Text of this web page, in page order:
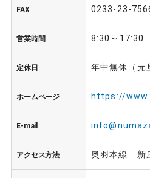
FAX 0233-23-
営業時間 8:30～17:30
定休日 年中無休（元
ホームページ https://
E-mail
アクセス方法 奥羽本線 新